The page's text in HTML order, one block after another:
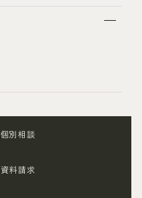
個別相談
資料請求